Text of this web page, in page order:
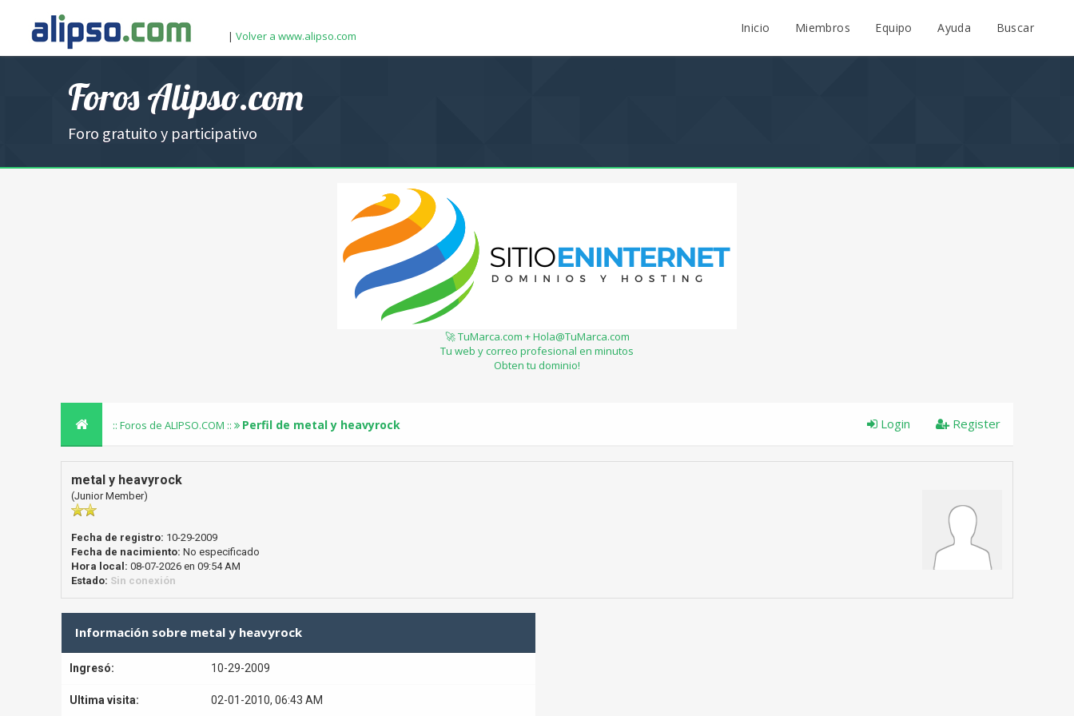
| Volver a www.alipso.com
Inicio Miembros Equipo Ayuda Buscar
Foros Alipso.com
Foro gratuito y participativo
🚀 TuMarca.com + Hola@TuMarca.com
Tu web y correo profesional en minutos
Obten tu dominio!
:: Foros de ALIPSO.COM :: Perfil de metal y heavyrock Register
Login
metal y heavyrock
(Junior Member)
Fecha de registro: 10-29-2009
Fecha de nacimiento: No especificado
Hora local: 08-07-2026 en 09:54 AM
Estado: Sin conexión
Información sobre metal y heavyrock
Ingresó: 10-29-2009
Ultima visita: 02-01-2010, 06:43 AM